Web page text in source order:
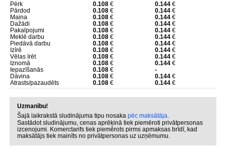
Pērk
0.108€ 0.144€
Pārdod
0.108€ 0.144€
Maina
0.108€ 0.144€
Dažādi
0.108€ 0.144€
Pakalpojumi
0.108€ 0.144€
Meklē darbu
0.108€ 0.144€
Piedāvā darbu
0.108€ 0.144€
Izīrē
0.108€ 0.144€
Vēlas īrēt
0.108€ 0.144€
Iznomā
0.108€ 0.144€
Iepazīšanās
0.108€
-
Dāvina
0.108€ 0.144€
Atrasts/pazaudēts
0.108€ 0.144€
Uzmanību!
Šajā laikrakstā sludinājuma tipu nosaka pēc maksātāja.
Sastādot sludinājumu, cenas aprēķinā tiek piemēroti privātpersonas
izcenojumi. Komerctarifs tiek piemērots pirms apmaksas brīdī, kad
maksātājs tiek mainīts no privātpersonas uz uzņēmumu.